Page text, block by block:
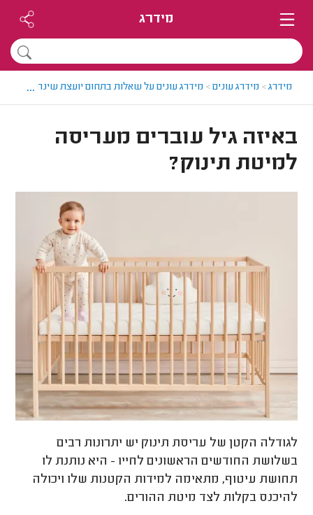
מידרג
מידרג> מידרג עונים> מידרג עונים על שאלות בתחום יועצת שינה >
...
באיזה גיל עוברים מעריסה
למיטת תינוק?
לגודלה הקטן של עריסת תינוק יש יתרונות רבים
בשלושת החודשים הראשונים לחייו - היא נותנת לו
תחושת עיטוף, מתאימה למידות הקטנות שלו ויכולה
להיכנס בקלות לצד מיטת ההורים.